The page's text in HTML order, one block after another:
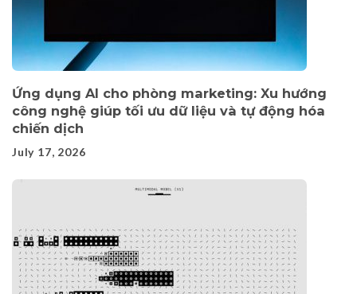
Ứng dụng AI cho phòng marketing: Xu hướng
công nghệ giúp tối ưu dữ liệu và tự động hóa
chiến dịch
July 17, 2026